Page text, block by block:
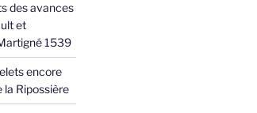
des avances
et
1539
encore
la Ripossière